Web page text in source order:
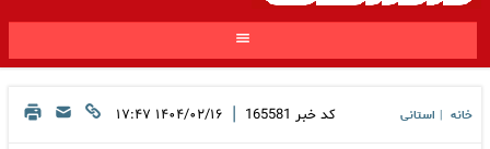
خانه استانی کد خبر 165581
| ۱۴۰۴/۰۲/۱۶ ۱۷:۴۷